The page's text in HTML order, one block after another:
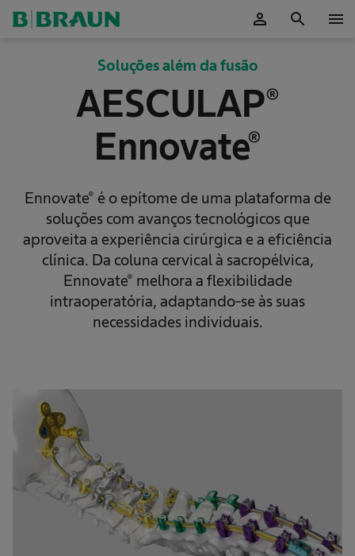
person search menu
Soluções além da fusão
AESCULAP®
Ennovate®
Ennovate® é o epítome de uma plataforma de
soluções com avanços tecnológicos que
aproveita a experiência cirúrgica e a eficiência
clínica. Da coluna cervical à sacropélvica,
Ennovate® melhora a flexibilidade
intraoperatória, adaptando-se às suas
necessidades individuais.